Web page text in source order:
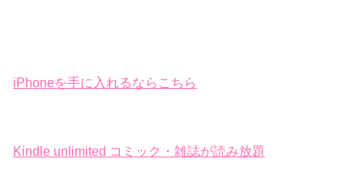
iPhoneを手に入れるならこちら
Kindle unlimited コミック・雑誌が読み放題